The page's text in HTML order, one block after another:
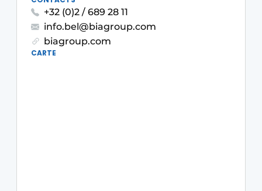
Rénovation
Sécurité incendie
+32 (0)2 / 689 28 11
info.bel@biagroup.com
biagroup.com
CARTE